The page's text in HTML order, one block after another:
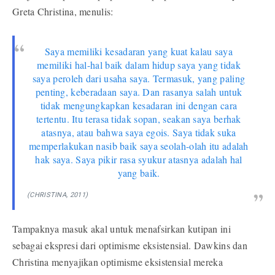
Greta Christina, menulis:
Saya memiliki kesadaran yang kuat kalau saya
memiliki hal-hal baik dalam hidup saya yang tidak
saya peroleh dari usaha saya. Termasuk, yang paling
penting, keberadaan saya. Dan rasanya salah untuk
tidak mengungkapkan kesadaran ini dengan cara
tertentu. Itu terasa tidak sopan, seakan saya berhak
atasnya, atau bahwa saya egois. Saya tidak suka
memperlakukan nasib baik saya seolah-olah itu adalah
hak saya. Saya pikir rasa syukur atasnya adalah hal
yang baik.
(CHRISTINA, 2011)
Tampaknya masuk akal untuk menafsirkan kutipan ini
sebagai ekspresi dari optimisme eksistensial. Dawkins dan
Christina menyajikan optimisme eksistensial mereka